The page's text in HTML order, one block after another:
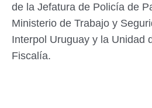
de la Jefatura de Policía de
Ministerio de Trabajo y
Interpol Uruguay y la Unidad
Fiscalía.